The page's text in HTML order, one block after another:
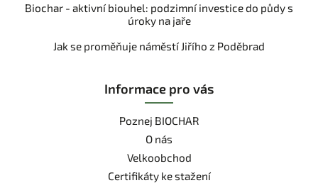
Biochar - aktivní biouhel: podzimní investice do půdy s
úroky na jaře
Jak se proměňuje náměstí Jiřího z Poděbrad
Informace pro vás
Poznej BIOCHAR
O nás
Velkoobchod
Certifikáty ke stažení